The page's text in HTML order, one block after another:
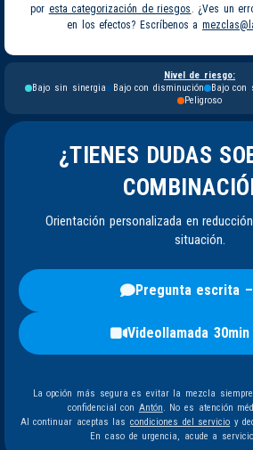
por esta categorización de riesgos . ¿Ves un
en los efectos? Escríbenos a
Nivel de riesgo:
Bajo sin sinergia
Bajo con disminución Bajo con
Peligroso
¿TIENES DUDAS
Orientación personalizada en
situación.
Pregunta escrita
Videollamada
La opción más segura es evitar la mezcla
confidencial con Antón. No es atención
Al continuar aceptas las condiciones del servicio y
En caso de urgencia, acude a